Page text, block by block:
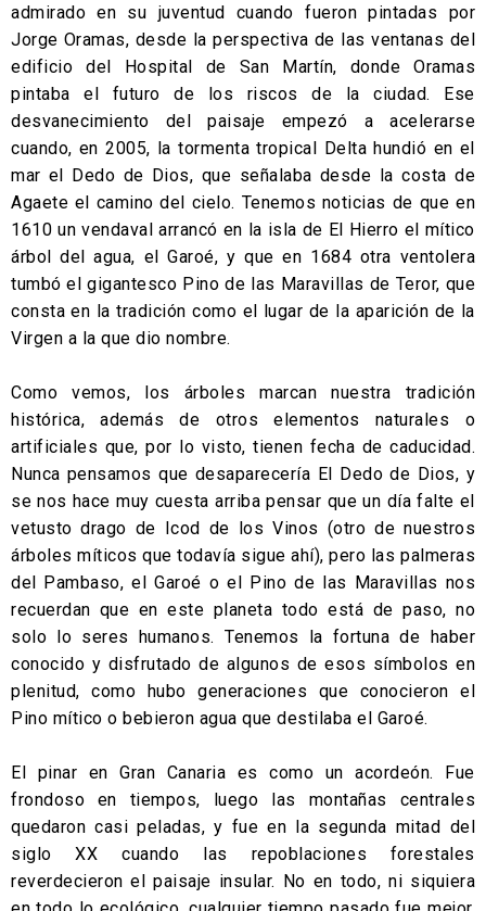
admirado en su juventud cuando fueron pintadas por
Jorge Oramas, desde la perspectiva de las ventanas del
edificio del Hospital de San Martín, donde Oramas
pintaba el futuro de los riscos de la ciudad. Ese
desvanecimiento del paisaje empezó a acelerarse
cuando, en 2005, la tormenta tropical Delta hundió en el
mar el Dedo de Dios, que señalaba desde la costa de
Agaete el camino del cielo. Tenemos noticias de que en
1610 un vendaval arrancó en la isla de El Hierro el mítico
árbol del agua, el Garoé, y que en 1684 otra ventolera
tumbó el gigantesco Pino de las Maravillas de Teror, que
consta en la tradición como el lugar de la aparición de la
Virgen a la que dio nombre.
Como vemos, los árboles marcan nuestra tradición
histórica, además de otros elementos naturales o
artificiales que, por lo visto, tienen fecha de caducidad.
Nunca pensamos que desaparecería El Dedo de Dios, y
se nos hace muy cuesta arriba pensar que un día falte el
vetusto drago de Icod de los Vinos (otro de nuestros
árboles míticos que todavía sigue ahí), pero las palmeras
del Pambaso, el Garoé o el Pino de las Maravillas nos
recuerdan que en este planeta todo está de paso, no
solo lo seres humanos. Tenemos la fortuna de haber
conocido y disfrutado de algunos de esos símbolos en
plenitud, como hubo generaciones que conocieron el
Pino mítico o bebieron agua que destilaba el Garoé.
El pinar en Gran Canaria es como un acordeón. Fue
frondoso en tiempos, luego las montañas centrales
quedaron casi peladas, y fue en la segunda mitad del
siglo XX cuando las repoblaciones forestales
reverdecieron el paisaje insular. No en todo, ni siquiera